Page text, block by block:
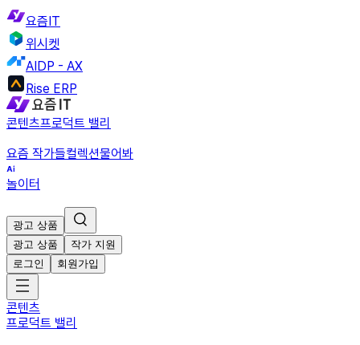
요즘IT
위시켓
AIDP - AX
Rise ERP
콘텐츠프로덕트 밸리
요즘 작가들컬렉션물어봐
놀이터
광고 상품
광고 상품
작가 지원
로그인
회원가입
콘텐츠
프로덕트 밸리